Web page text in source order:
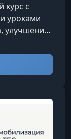
курс с
уроками
улучшения
с
на работу
отдела,